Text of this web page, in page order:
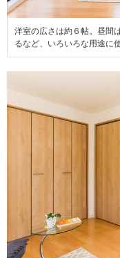
洋室の広さは約６帖。昼間
るなど、いろいろな用途に